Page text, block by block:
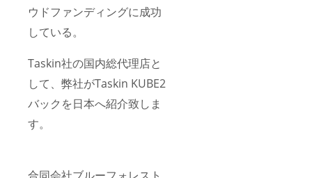
ウドファンディングに成功
している。
Taskin社の国内総代理店と
して、弊社がTaskin KUBE2
バックを日本へ紹介致しま
す。